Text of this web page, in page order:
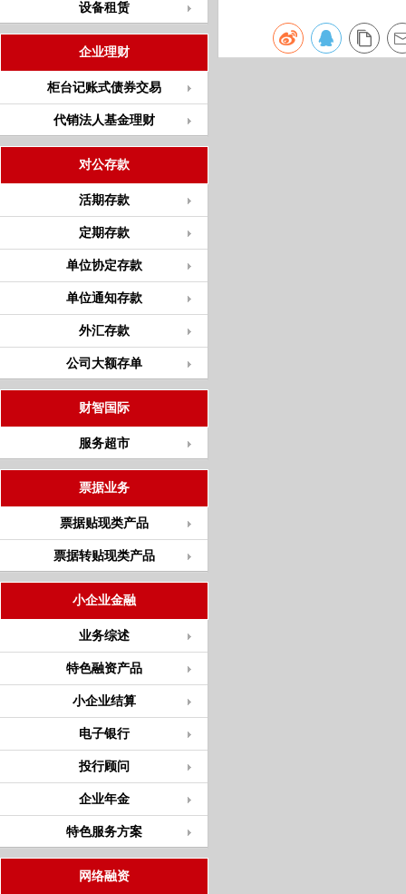
设备租赁
企业理财
柜台记账式债券交易
代销法人基金理财
对公存款
活期存款
定期存款
单位协定存款
单位通知存款
外汇存款
公司大额存单
财智国际
服务超市
票据业务
票据贴现类产品
票据转贴现类产品
小企业金融
业务综述
特色融资产品
小企业结算
电子银行
投行顾问
企业年金
特色服务方案
网络融资